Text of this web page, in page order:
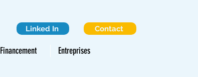
Linked In Contact
Financement Entreprises